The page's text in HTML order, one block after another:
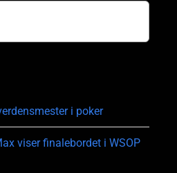
i poker
viser finalebordet i WSOP